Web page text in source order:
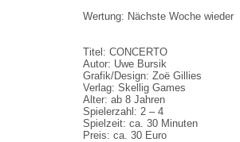
Wertung: Nächste Woche wieder
Titel: CONCERTO
Autor: Uwe Bursik
Grafik/Design: Zoë Gillies
Verlag: Skellig Games
Alter: ab 8 Jahren
Spielerzahl: 2 – 4
Spielzeit: ca. 30 Minuten
Preis: ca. 30 Euro